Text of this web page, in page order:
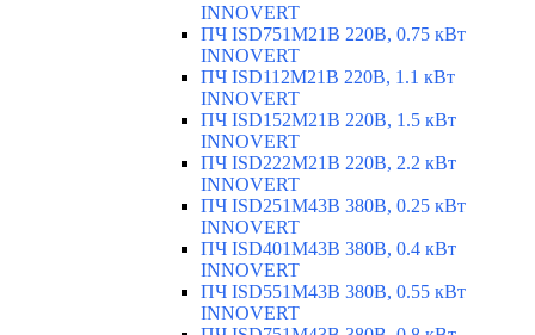
INNOVERT
ПЧ ISD751M21B 220В, 0.75 кВт
INNOVERT
ПЧ ISD112M21B 220В, 1.1 кВт
INNOVERT
ПЧ ISD152M21B 220В, 1.5 кВт
INNOVERT
ПЧ ISD222M21B 220В, 2.2 кВт
INNOVERT
ПЧ ISD251M43B 380В, 0.25 кВт
INNOVERT
ПЧ ISD401M43B 380В, 0.4 кВт
INNOVERT
ПЧ ISD551M43B 380В, 0.55 кВт
INNOVERT